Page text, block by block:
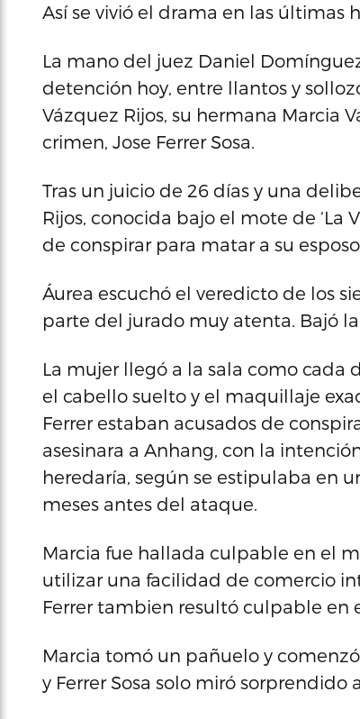
Así se vivió el drama en las últimas
La mano del juez Daniel
detención hoy, entre llantos y
Vázquez Rijos, su hermana Marcia
crimen, Jose Ferrer Sosa.
Tras un juicio de 26 días y una
Rijos, conocida bajo el mote de ‘La
de conspirar para matar a su
Áurea escuchó el veredicto de los
parte del jurado muy atenta. Bajó
La mujer llegó a la sala como cada
el cabello suelto y el maquillaje
Ferrer estaban acusados de
asesinara a Anhang, con la
heredaría, según se estipulaba en
meses antes del ataque.
Marcia fue hallada culpable en el
utilizar una facilidad de comercio
Ferrer tambien resultó culpable en
Marcia tomó un pañuelo y
y Ferrer Sosa solo miró sorprendido